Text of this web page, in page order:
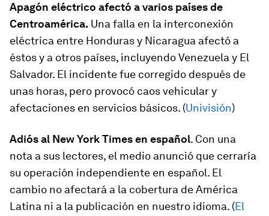
Apagón eléctrico afectó a varios países de
Centroamérica. Una falla en la interconexión
eléctrica entre Honduras y Nicaragua afectó a
éstos y a otros países, incluyendo Venezuela y El
Salvador. El incidente fue corregido después de
unas horas, pero provocó caos vehicular y
afectaciones en servicios básicos. (Univisión)
Adiós al New York Times en español. Con una
nota a sus lectores, el medio anunció que cerraría
su operación independiente en español. El
cambio no afectará a la cobertura de América
Latina ni a la publicación en nuestro idioma. (El